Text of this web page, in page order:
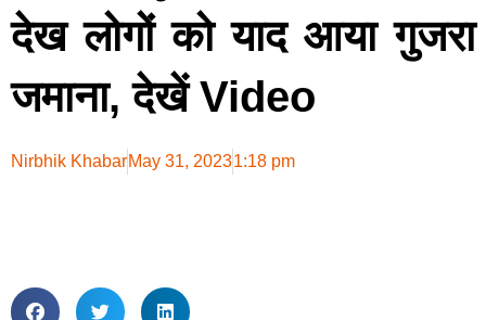
देख लोगों को याद आया गुजरा
जमाना, देखें Video
Nirbhik KhabarMay 31, 20231:18 pm